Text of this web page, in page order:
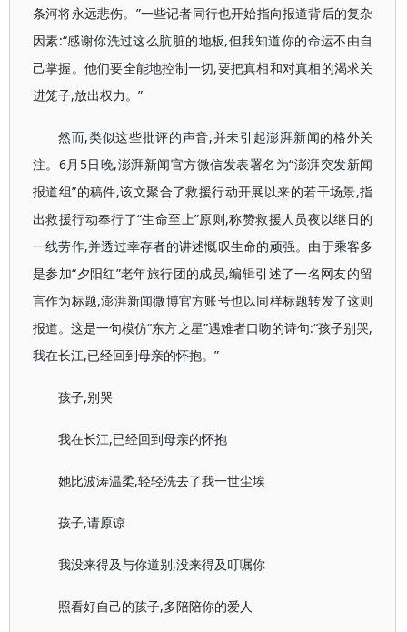
条河将永远悲伤。”一些记者同行也开始指向报道背后的复杂
因素:“感谢你洗过这么肮脏的地板,但我知道你的命运不由自
己掌握。他们要全能地控制一切,要把真相和对真相的渴求关
进笼子,放出权力。”
然而,类似这些批评的声音,并未引起澎湃新闻的格外关
注。6月5日晚,澎湃新闻官方微信发表署名为“澎湃突发新闻
报道组”的稿件,该文聚合了救援行动开展以来的若干场景,指
出救援行动奉行了“生命至上”原则,称赞救援人员夜以继日的
一线劳作,并透过幸存者的讲述慨叹生命的顽强。由于乘客多
是参加“夕阳红”老年旅行团的成员,编辑引述了一名网友的留
言作为标题,澎湃新闻微博官方账号也以同样标题转发了这则
报道。这是一句模仿“东方之星”遇难者口吻的诗句:“孩子别哭,
我在长江,已经回到母亲的怀抱。”
孩子,别哭
我在长江,已经回到母亲的怀抱
她比波涛温柔,轻轻洗去了我一世尘埃
孩子,请原谅
我没来得及与你道别,没来得及叮嘱你
照看好自己的孩子,多陪陪你的爱人